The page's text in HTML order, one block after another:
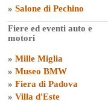
» Salone di Pechino
Fiere ed eventi auto e
motori
» Mille Miglia
» Museo BMW
» Fiera di Padova
» Villa d'Este